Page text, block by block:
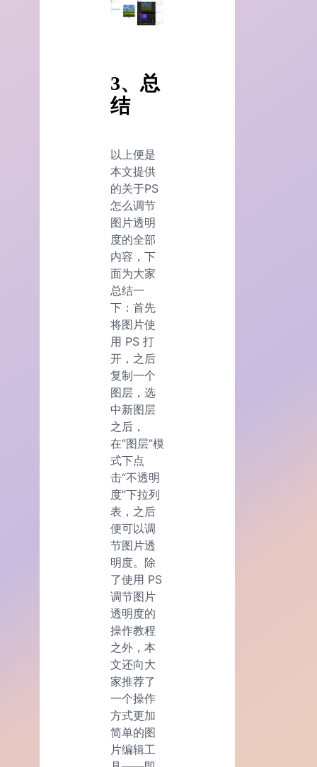
3、总
结
以上便是
本文提供
的关于PS
怎么调节
图片透明
度的全部
内容，下
面为大家
总结一
下：首先
将图片使
用 PS 打
开，之后
复制一个
图层，选
中新图层
之后，
在“图层”模
式下点
击“不透明
度”下拉列
表，之后
便可以调
节图片透
明度。除
了使用 PS
调节图片
透明度的
操作教程
之外，本
文还向大
家推荐了
一个操作
方式更加
简单的图
片编辑工